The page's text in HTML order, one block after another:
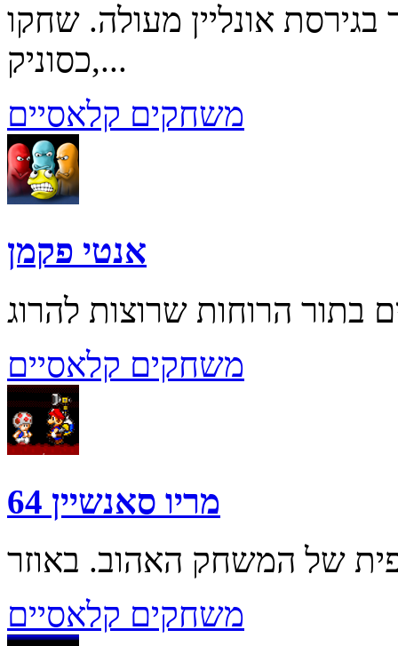
אונליין מעולה. שחקו
כסוניק,...
משחקים קלאסיים
אנטי פקמן
משחקים קלאסיים
מריו סאנשיין 64
משחקים קלאסיים